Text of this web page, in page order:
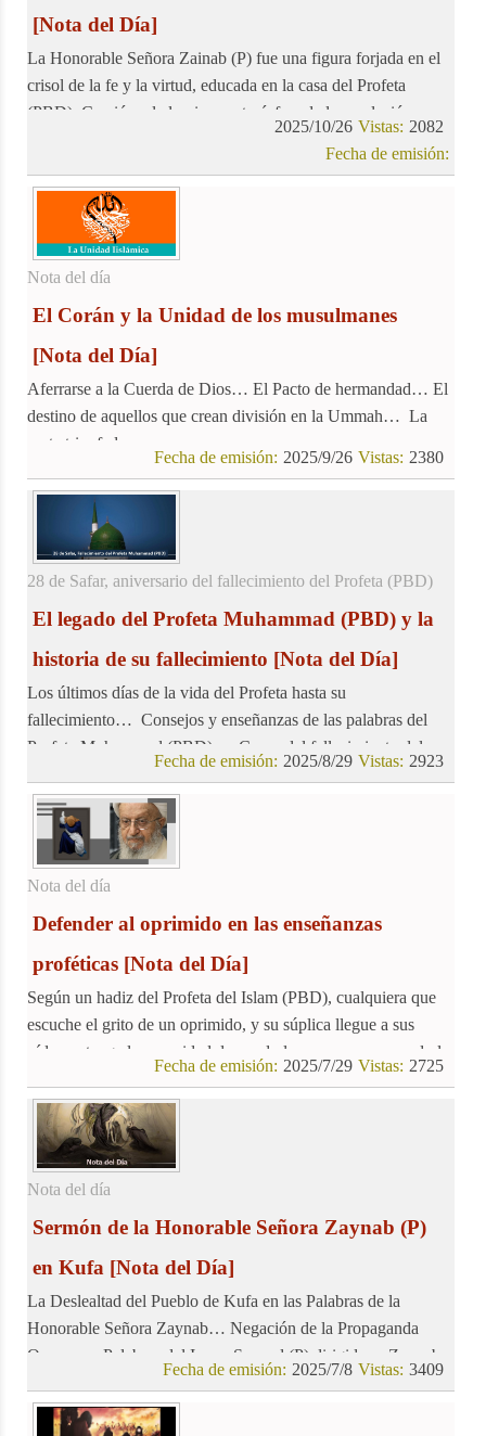
[Nota del Día]
La Honorable Señora Zainab (P) fue una figura forjada en el
crisol de la fe y la virtud, educada en la casa del Profeta
(PBD). Creció en la luminosa atmósfera de la revelación,
algunos de los innumerables milagros y virtudes que
adornaron la vida de esta noble dama.
2082
Vistas:
2025/10/26
Fecha de emisión:
Nota del día
El Corán y la Unidad de los musulmanes
[Nota del Día]
Aferrarse a la Cuerda de Dios… El Pacto de hermandad… El
destino de aquellos que crean división en la Ummah… La
secta triunfadora
2380
Vistas:
2025/9/26
Fecha de emisión:
28 de Safar, aniversario del fallecimiento del Profeta (PBD)
El legado del Profeta Muhammad (PBD) y la
historia de su fallecimiento [Nota del Día]
Los últimos días de la vida del Profeta hasta su
fallecimiento… Consejos y enseñanzas de las palabras del
Profeta Muhammad (PBD)… Causa del fallecimiento del
2923
Vistas:
2025/8/29
Fecha de emisión:
Nota del día
Defender al oprimido en las enseñanzas
proféticas [Nota del Día]
Según un hadiz del Profeta del Islam (PBD), cualquiera que
escuche el grito de un oprimido, y su súplica llegue a sus
oídos, y tenga la capacidad de ayudarlo, y no corra a ayudarlo,
2725
Vistas:
2025/7/29
Fecha de emisión:
Nota del día
Sermón de la Honorable Señora Zaynab (P)
en Kufa [Nota del Día]
La Deslealtad del Pueblo de Kufa en las Palabras de la
Honorable Señora Zaynab… Negación de la Propaganda
Omeya… Palabras del Imam Sayyad (P) dirigidas a Zaynab
3409
Vistas:
2025/7/8
Fecha de emisión: